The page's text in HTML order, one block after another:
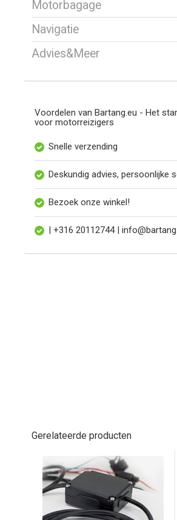
Motorbagage
Navigatie
Advies&Meer
Voordelen van Bartang.eu - Het
voor motorreizigers
Snelle verzending
Deskundig advies, persoonlijke
Bezoek onze winkel!
| +316 20112744 |
Gerelateerde producten